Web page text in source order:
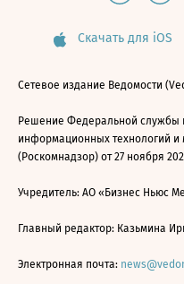
Скачать для iOS
Сетевое издание Ведомости
Решение Федеральной службы
информационных технологий и
(Роскомнадзор) от 27 ноября
Учредитель: АО «Бизнес Ньюс
Главный редактор: Казьмина
Электронная почта: